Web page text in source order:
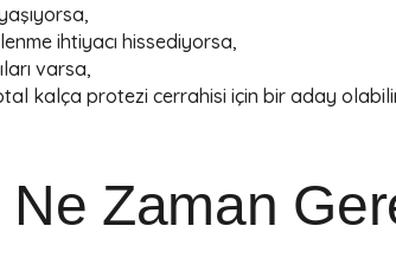
ihtiyacı hissediyorsa,
varsa,
kalça protezi cerrahisi için bir aday
Zaman